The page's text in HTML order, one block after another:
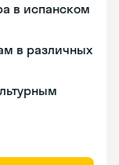
в испанском
в различных